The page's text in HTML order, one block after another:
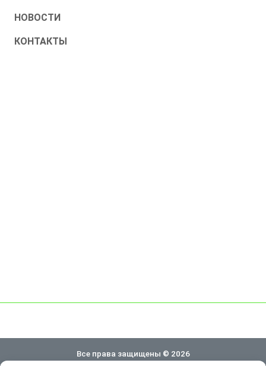
НОВОСТИ
КОНТАКТЫ
Все права защищены © 2026